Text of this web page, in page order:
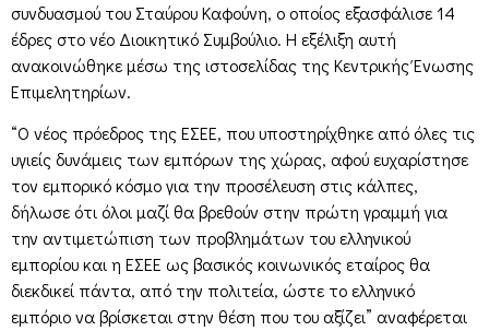
συνδυασμού του Σταύρου Καφούνη, ο οποίος εξασφάλισε 14
έδρες στο νέο Διοικητικό Συμβούλιο. Η εξέλιξη αυτή
ανακοινώθηκε μέσω της ιστοσελίδας της Κεντρικής Ένωσης
Επιμελητηρίων.
“Ο νέος πρόεδρος της ΕΣΕΕ, που υποστηρίχθηκε από όλες τις
υγιείς δυνάμεις των εμπόρων της χώρας, αφού ευχαρίστησε
τον εμπορικό κόσμο για την προσέλευση στις κάλπες,
δήλωσε ότι όλοι μαζί θα βρεθούν στην πρώτη γραμμή για
την αντιμετώπιση των προβλημάτων του ελληνικού
εμπορίου και η ΕΣΕΕ ως βασικός κοινωνικός εταίρος θα
διεκδικεί πάντα, από την πολιτεία, ώστε το ελληνικό
εμπόριο να βρίσκεται στην θέση που του αξίζει” αναφέρεται